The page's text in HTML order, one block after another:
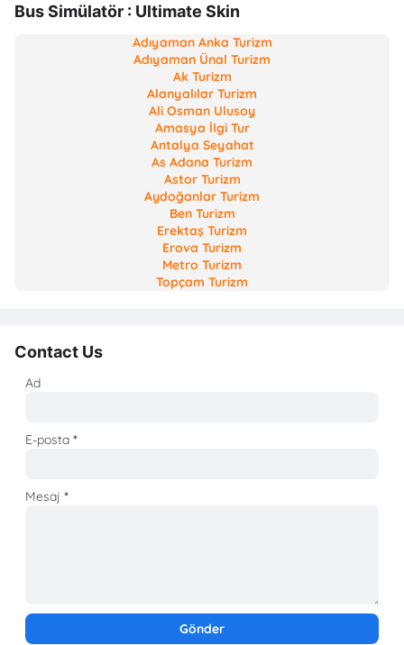
Bus Simülatör : Ultimate Skin
Adıyaman Anka Turizm
Adıyaman Ünal Turizm
Ak Turizm
Alanyalılar Turizm
Ali Osman Ulusoy
Amasya İlgi Tur
Antalya Seyahat
As Adana Turizm
Astor Turizm
Aydoğanlar Turizm
Ben Turizm
Erektaş Turizm
Erova Turizm
Metro Turizm
Topçam Turizm
Contact Us
Ad
E-posta*
Mesaj*